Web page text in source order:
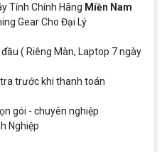
Tính Chính Hãng Miền Nam
Gear Cho Đại Lý
( Riêng Màn, Laptop 7 ngày
trước khi thanh toán
gói - chuyên nghiệp
Nghiệp